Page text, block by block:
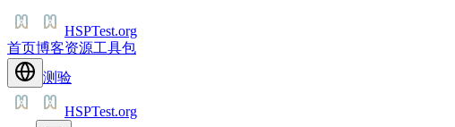
HSPTest.org
首页博客资源工具包
测验
HSPTest.org